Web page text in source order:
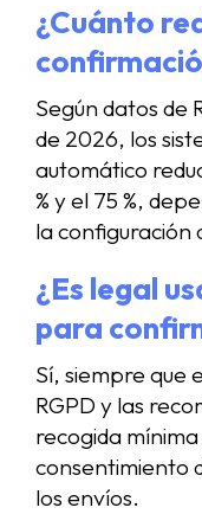
¿Cuánto
Según datos de
de 2026, los
automático
% y el 75 %,
la configuración
¿Es legal
para
Sí, siempre que
RGPD y las
recogida
consentimiento
los envíos.